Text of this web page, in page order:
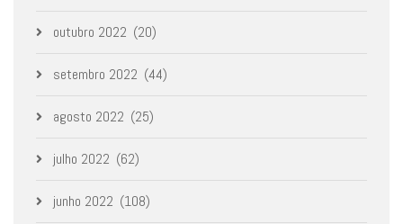
outubro 2022 (20)
setembro 2022 (44)
agosto 2022 (25)
julho 2022 (62)
junho 2022 (108)